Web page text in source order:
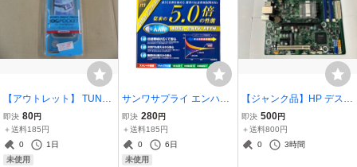
【アウトレット】 TUNE
WEAR JOGPOCKET for S
martphones ブルー TUN-
PH-000202
即決 80円
＋送料185円
0
1日
未使用
サンワサプライ エンハン
スドカテゴリ6フラットケ
ーブル 1m ライトブルー
KB-FL6E-01LB
即決 280円
＋送料185円
0
6日
未使用
【ジャンク品】HP デスク
トップ用 LGA775 DDR3
MicroATX IPMEL-AE ver1.
02
即決 500円
＋送料800円
0
3時間